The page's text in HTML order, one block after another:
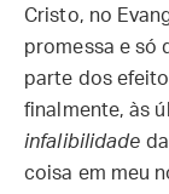
Cristo, no
promessa e só
parte dos
finalmente, às
infalibilidade
coisa em meu